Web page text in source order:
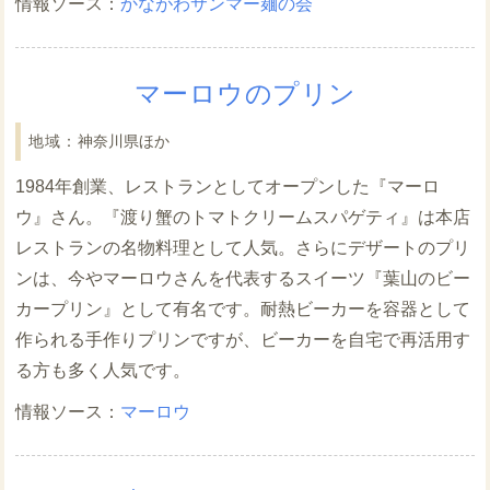
マーロウのプリン
神奈川県ほか
1984年創業、レストランとしてオープンした『マーロ
ウ』さん。『渡り蟹のトマトクリームスパゲティ』は本店
レストランの名物料理として人気。さらにデザートのプリ
ンは、今やマーロウさんを代表するスイーツ『葉山のビー
カープリン』として有名です。耐熱ビーカーを容器として
作られる手作りプリンですが、ビーカーを自宅で再活用す
る方も多く人気です。
マーロウ